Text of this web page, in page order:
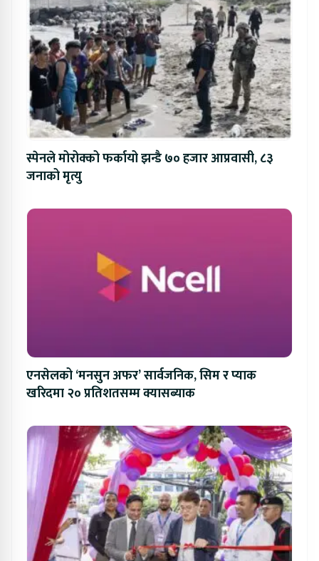
स्पेनले मोरोक्को फर्कायो झन्डै ७० हजार आप्रवासी, ८३
जनाको मृत्यु
एनसेलको ‘मनसुन अफर’ सार्वजनिक, सिम र प्याक
खरिदमा २० प्रतिशतसम्म क्यासब्याक